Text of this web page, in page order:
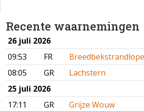
Recente waarnemingen
26 juli 2026
09:53
FR
08:05
GR
Lachstern
25 juli 2026
17:11
GR
Grijze Wouw